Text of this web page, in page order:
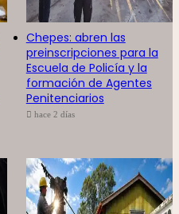
Chepes: abren las
preinscripciones para la
Escuela de Policía y la
formación de Agentes
Penitenciarios
hace 2 días